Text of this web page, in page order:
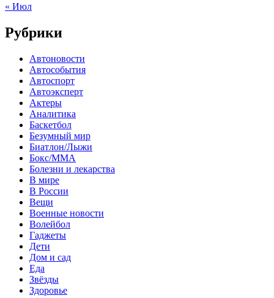
« Июл
Рубрики
Автоновости
Автособытия
Автоспорт
Автоэксперт
Актеры
Аналитика
Баскетбол
Безумный мир
Биатлон/Лыжи
Бокс/MMA
Болезни и лекарства
В мире
В России
Вещи
Военные новости
Волейбол
Гаджеты
Дети
Дом и сад
Еда
Звёзды
Здоровье